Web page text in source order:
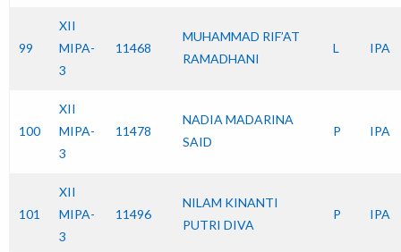
99
XII
MIPA-
3
11468
MUHAMMAD RIF’AT
RAMADHANI
L IPA
100
XII
MIPA-
3
11478
NADIA MADARINA
SAID
P IPA
101
XII
MIPA-
3
11496
NILAM KINANTI
PUTRI DIVA
P IPA